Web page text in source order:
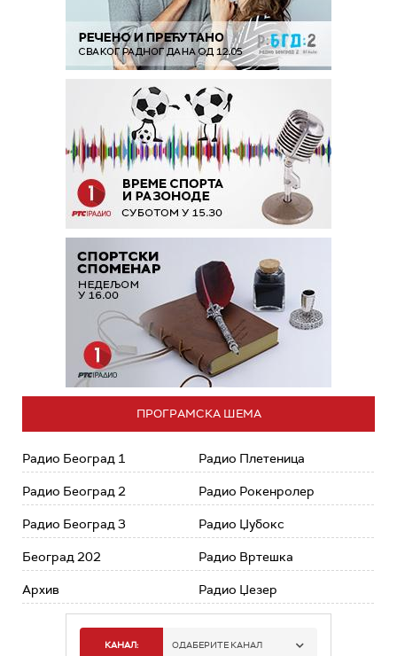
ПРОГРАМСКА ШЕМА
Радио Београд 1
Радио Београд 2
Радио Београд 3
Београд 202
Архив
Радио Плетеница
Радио Рокенролер
Радио Џубокс
Радио Вртешка
Радио Џезер
КАНАЛ: ОДАБЕРИТЕ КАНАЛ